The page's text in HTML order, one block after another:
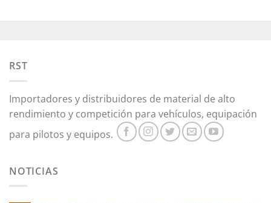
RST
Importadores y distribuidores de material de alto
rendimiento y competición para vehículos, equipación
para pilotos y equipos.
NOTICIAS